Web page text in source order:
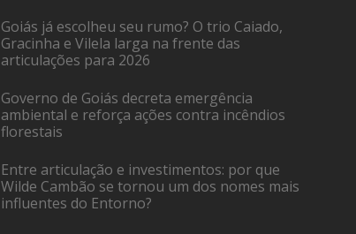
Goiás já escolheu seu rumo? O trio Caiado,
Gracinha e Vilela larga na frente das
articulações para 2026
Governo de Goiás decreta emergência
ambiental e reforça ações contra incêndios
florestais
Entre articulação e investimentos: por que
Wilde Cambão se tornou um dos nomes mais
influentes do Entorno?